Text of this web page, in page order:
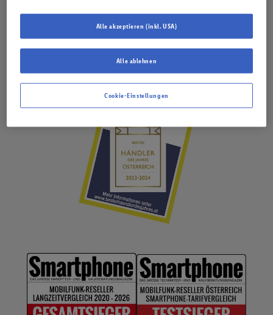
Alle ablehnen
Alle akzeptieren (inkl. USA)
Cookie-Einstellungen